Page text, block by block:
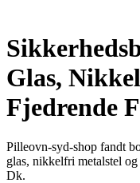
Glas,
Fjedrende
Pilleovn-syd-shop fandt
glas, nikkelfri metalstel
Dk.